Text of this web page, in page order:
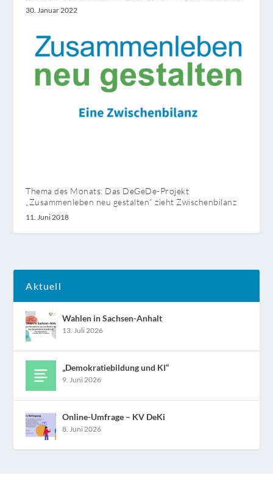
30. Januar 2022
Thema des Monats: Das DeGeDe-Projekt
„Zusammenleben neu gestalten“ zieht Zwischenbilanz
11. Juni 2018
Aktuell
Wahlen in Sachsen-Anhalt
13. Juli 2026
„Demokratiebildung und KI“
9. Juni 2026
Online-Umfrage – KV DeKi
8. Juni 2026